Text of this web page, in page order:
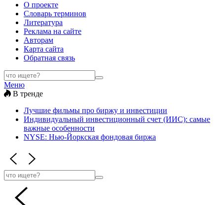
О проекте
Словарь терминов
Литература
Реклама на сайте
Авторам
Карта сайта
Обратная связь
Меню
В тренде
Лучшие фильмы про биржу и инвестиции
Индивидуальный инвестиционный счет (ИИС): самые
важные особенности
NYSE: Нью-Йоркская фондовая биржа